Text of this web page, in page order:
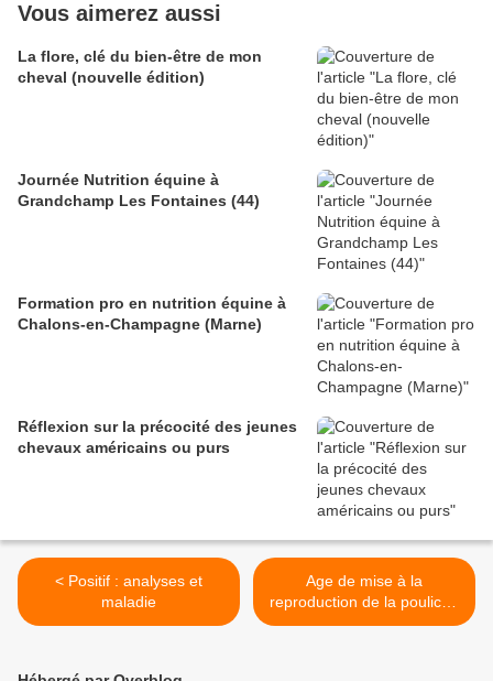
Vous aimerez aussi
La flore, clé du bien-être de mon
cheval (nouvelle édition)
Journée Nutrition équine à
Grandchamp Les Fontaines (44)
Formation pro en nutrition équine à
Chalons-en-Champagne (Marne)
Réflexion sur la précocité des jeunes
chevaux américains ou purs
< Positif : analyses et
maladie
Age de mise à la
reproduction de la pouliche
>